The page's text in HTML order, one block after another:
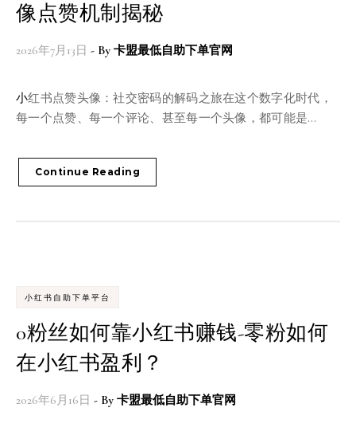
像点赞机制揭秘
2026年7月13日 - By 卡盟最低自助下单官网
小红书点赞头像：社交密码的解码之旅在这个数字化时代，
每一个点赞、每一个评论、甚至每一个头像，都可能是…
Continue Reading
小红书自助下单平台
0粉丝如何靠小红书赚钱-零粉如何
在小红书盈利？
2026年6月16日 - By 卡盟最低自助下单官网